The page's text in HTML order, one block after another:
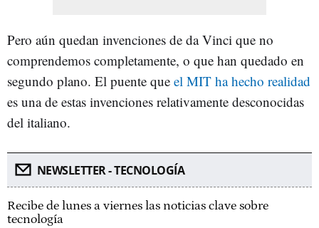
Pero aún quedan invenciones de da Vinci que no
comprendemos completamente, o que han quedado en
segundo plano. El puente que el MIT ha hecho realidad
es una de estas invenciones relativamente desconocidas
del italiano.
NEWSLETTER - TECNOLOGÍA
Recibe de lunes a viernes las noticias clave sobre
tecnología